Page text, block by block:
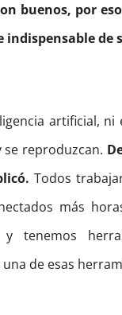
buenos, por
indispensable de
artificial, ni
se reproduzcan.
Todos
más
y tenemos
una de esas